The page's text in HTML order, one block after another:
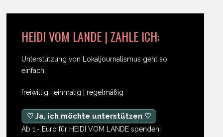
HEIDI VOM LANDE | ZAHLE ICH:
Unterstützung von Lokaljournalismus geht so
einfach:
freiwillig | einmalig | regelmäßig
♡ Ja, ich möchte unterstützen ♡
Ab 1,- Euro für HEIDI VOM LANDE spenden!